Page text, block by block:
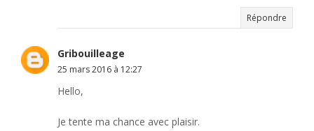
Répondre
Gribouilleage
25 mars 2016 à 12:27
Hello,
Je tente ma chance avec plaisir.